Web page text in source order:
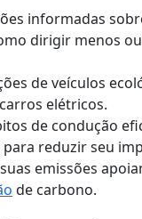
informadas
dirigir menos
de veículos
elétricos.
de condução
reduzir seu
emissões
de carbono.